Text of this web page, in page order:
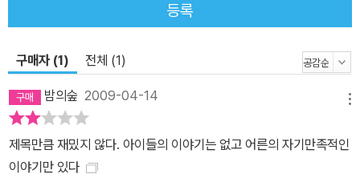
옆 가게 주인 도치 씨는 어떻게든 건달 씨를 흠잡아 마을에서 쫓아낼
장까지 가세하여 건달 씨의 비밀을 밝혀내려고 한다. 그러나 건달 씨
에서 아이들에게 꿈과 활기를 되찾아주는 것을 행복으로 여기는 것이
라는 사실을 알게 된다. 그때부터 마을 사람들은 그를 ‘건달 선생’으로
부르게 된다. 신기하고 새롭고 멋지고 기막힌 것? 바로 우리 마음속
에 있다! 이 책의 주인공은 커서 ‘훌륭한 사람’이 되리라는 부모의 기
등록
구매자 (1) 전체 (1)
밤의숲 2009-04-14
제목만큼 재밌지 않다. 아이들의 이야기는 없고 어른의 자기만족적인
이야기만 있다